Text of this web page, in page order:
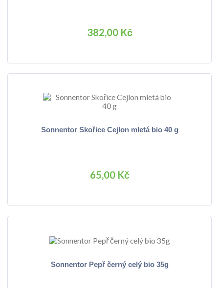
382,00 Kč
Sonnentor Skořice Cejlon mletá bio 40 g
65,00 Kč
Sonnentor Pepř černý celý bio 35g